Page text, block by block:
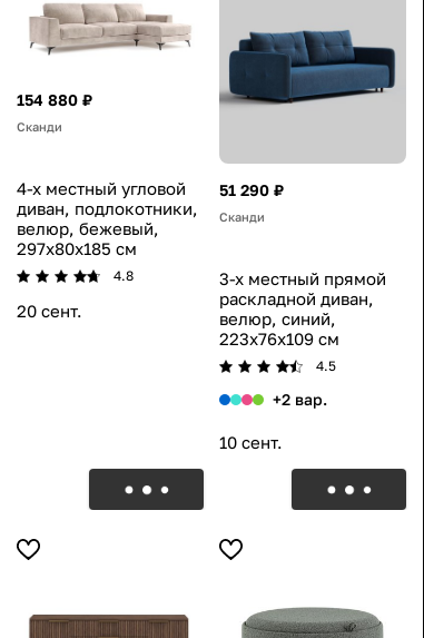
154 880 ₽
Сканди
4-х местный угловой
диван, подлокотники,
велюр, бежевый,
297x80x185 см
4.8
20 сент.
51 290 ₽
Сканди
3-х местный прямой
раскладной диван,
велюр, синий,
223x76x109 см
4.5
+2 вар.
10 сент.